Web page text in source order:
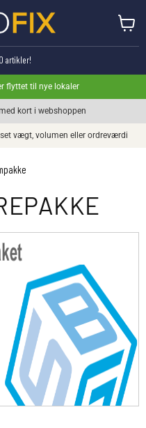
artikler!
flyttet til nye lokaler
kort i webshoppen
vægt, volumen eller ordreværdi